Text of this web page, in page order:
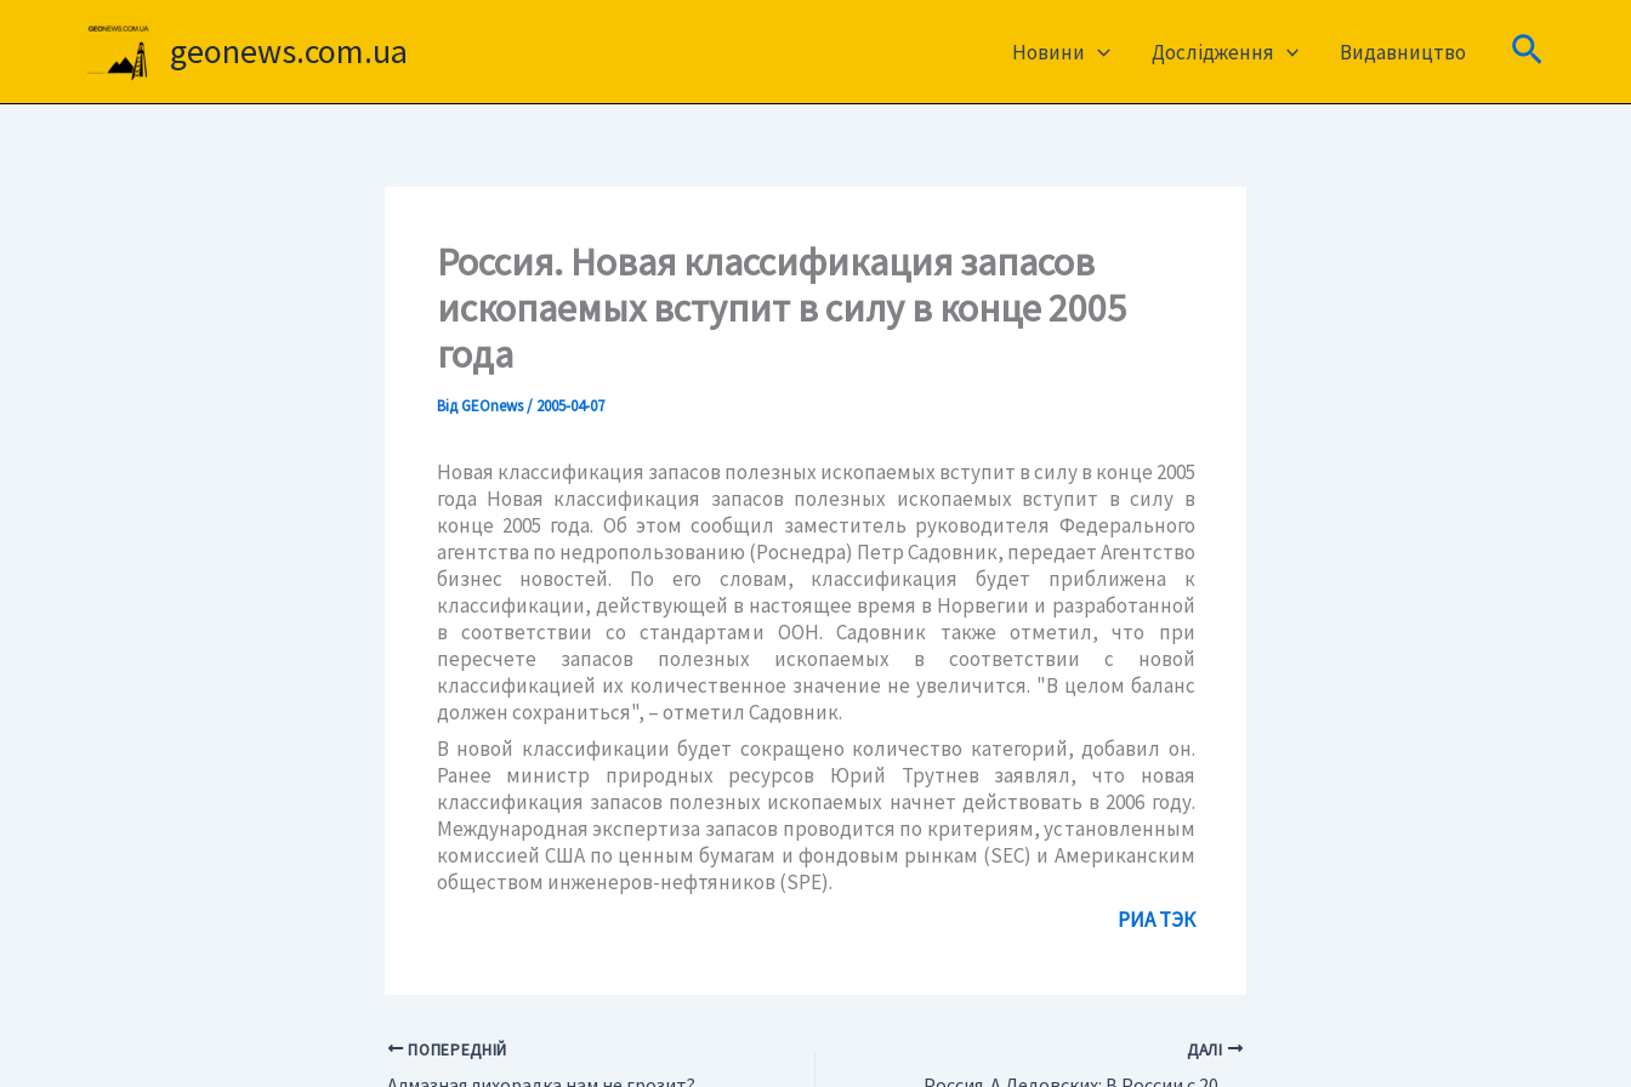
geonews.com.ua Новини Дослідження Видавництво Пошук
Россия. Новая классификация запасов
ископаемых вступит в силу в конце 2005
года
ВідGEOnews/ 2005-04-07
Новая классификация запасов полезных ископаемых вступит в силу в конце 2005
года Новая классификация запасов полезных ископаемых вступит в силу в
конце 2005 года. Об этом сообщил заместитель руководителя Федерального
агентства по недропользованию (Роснедра) Петр Садовник, передает Агентство
бизнес новостей. По его словам, классификация будет приближена к
классификации, действующей в настоящее время в Норвегии и разработанной
в соответствии со стандартами ООН. Садовник также отметил, что при
пересчете запасов полезных ископаемых в соответствии с новой
классификацией их количественное значение не увеличится. "В целом баланс
должен сохраниться", – отметил Садовник.
В новой классификации будет сокращено количество категорий, добавил он.
Ранее министр природных ресурсов Юрий Трутнев заявлял, что новая
классификация запасов полезных ископаемых начнет действовать в 2006 году.
Международная экспертиза запасов проводится по критериям, установленным
комиссией США по ценным бумагам и фондовым рынкам (SEC) и Американским
обществом инженеров-нефтяников (SPE).
РИА ТЭК
ПОПЕРЕДНІЙ ДАЛІ